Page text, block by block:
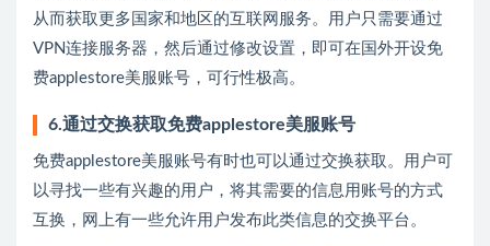
从而获取更多国家和地区的互联网服务。用户只需要通过
VPN连接服务器，然后通过修改设置，即可在国外开设免
费applestore美服账号，可行性极高。
6.通过交换获取免费applestore美服账号
免费applestore美服账号有时也可以通过交换获取。用户可
以寻找一些有兴趣的用户，将其需要的信息用账号的方式
互换，网上有一些允许用户发布此类信息的交换平台。